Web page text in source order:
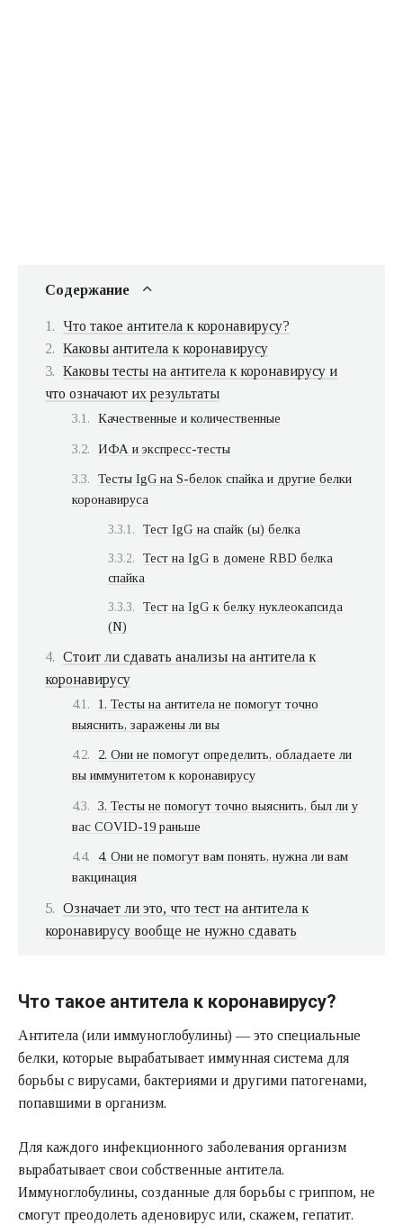
Содержание
Что такое антитела к коронавирусу?
Каковы антитела к коронавирусу
Каковы тесты на антитела к коронавирусу и
что означают их результаты
Качественные и количественные
ИФА и экспресс-тесты
Тесты IgG на S-белок спайка и другие белки
коронавируса
Тест IgG на спайк (ы) белка
Тест на IgG в домене RBD белка
спайка
Тест на IgG к белку нуклеокапсида
(N)
Стоит ли сдавать анализы на антитела к
коронавирусу
1. Тесты на антитела не помогут точно
выяснить, заражены ли вы
2. Они не помогут определить, обладаете ли
вы иммунитетом к коронавирусу
3. Тесты не помогут точно выяснить, был ли у
вас COVID-19 раньше
4. Они не помогут вам понять, нужна ли вам
вакцинация
Означает ли это, что тест на антитела к
коронавирусу вообще не нужно сдавать
Что такое антитела к коронавирусу?
Антитела (или иммуноглобулины) — это специальные
белки, которые вырабатывает иммунная система для
борьбы с вирусами, бактериями и другими патогенами,
попавшими в организм.
Для каждого инфекционного заболевания организм
вырабатывает свои собственные антитела.
Иммуноглобулины, созданные для борьбы с гриппом, не
смогут преодолеть аденовирус или, скажем, гепатит.